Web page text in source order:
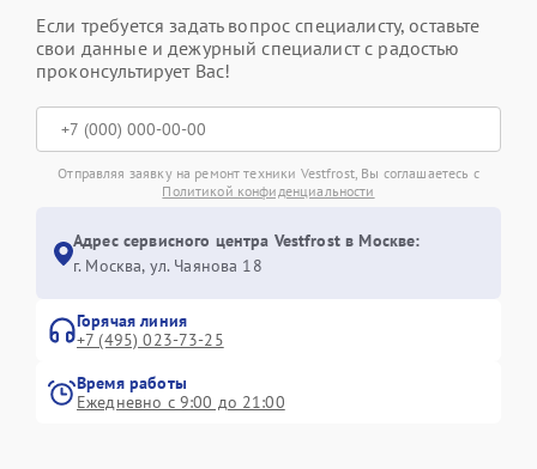
Если требуется задать вопрос специалисту, оставьте
свои данные и дежурный специалист с радостью
проконсультирует Вас!
Отправляя заявку на ремонт техники Vestfrost, Вы соглашаетесь с
Политикой конфиденциальности
Адрес сервисного центра Vestfrost в Москве:
г. Москва, ул. Чаянова 18
Горячая линия
+7 (495) 023-73-25
Время работы
Ежедневно с 9:00 до 21:00